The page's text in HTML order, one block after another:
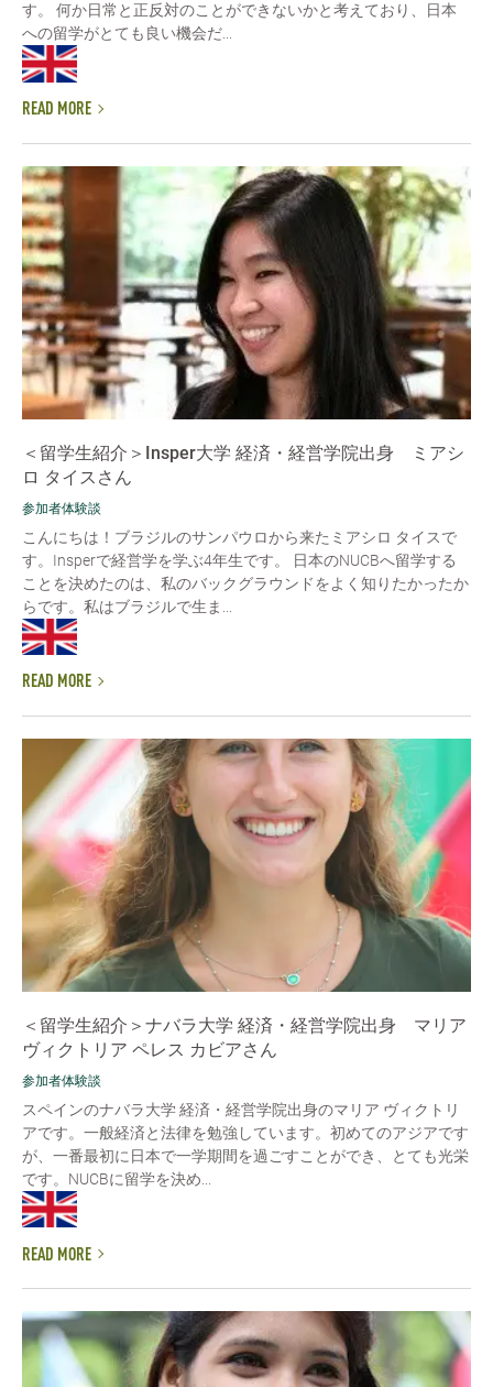
す。 何か日常と正反対のことができないかと考えており、日本
への留学がとても良い機会だ...
READ MORE
＜留学生紹介＞Insper大学 経済・経営学院出身 ミアシ
ロ タイスさん
参加者体験談
こんにちは！ブラジルのサンパウロから来たミアシロ タイスで
す。Insperで経営学を学ぶ4年生です。 日本のNUCBへ留学する
ことを決めたのは、私のバックグラウンドをよく知りたかったか
らです。私はブラジルで生ま...
READ MORE
＜留学生紹介＞ナバラ大学 経済・経営学院出身 マリア
ヴィクトリア ペレス カビアさん
参加者体験談
スペインのナバラ大学 経済・経営学院出身のマリア ヴィクトリ
アです。一般経済と法律を勉強しています。初めてのアジアです
が、一番最初に日本で一学期間を過ごすことができ、とても光栄
です。NUCBに留学を決め...
READ MORE